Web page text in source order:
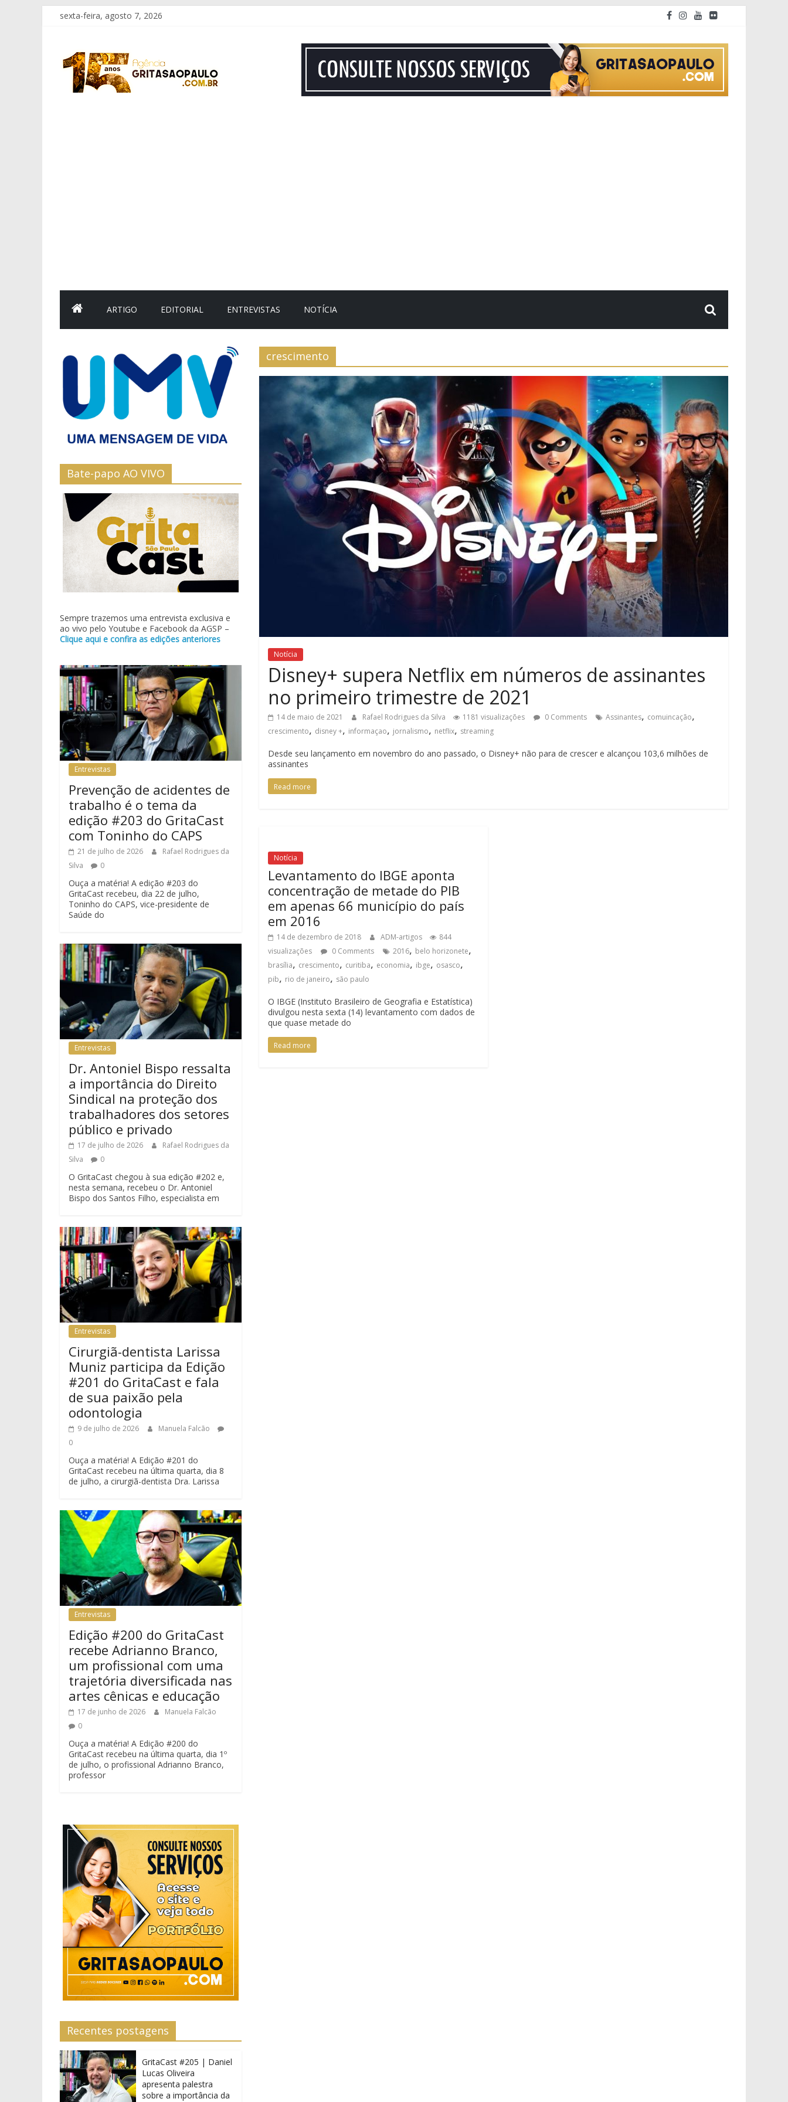
Pular
conteúdo
sexta-feira, agosto 7, 2026
Grita
São
ARTIGO EDITORIAL ENTREVISTAS NOTÍCIA
crescimento
Notícia
Disney+ supera Netflix em números de assinantes
no primeiro trimestre de 2021
14 de maio de 2021 Rafael Rodrigues da Silva 1181 visualizações 0 Comments Assinantes, comuincação,
crescimento, disney +, informaçao, jornalismo, netflix, streaming
Desde seu lançamento em novembro do ano passado, o Disney+ não para de crescer e alcançou 103,6 milhões de
assinantes
Read more
Notícia
Levantamento do IBGE aponta
concentração de metade do PIB
em apenas 66 município do país
em 2016
14 de dezembro de 2018 ADM-artigos
844
visualizações
0 Comments 2016, belo horizonete,
brasília, crescimento, curitiba, economia, ibge, osasco,
pib, rio de janeiro, são paulo
O IBGE (Instituto Brasileiro de Geografia e Estatística)
divulgou nesta sexta (14) levantamento com dados de
que quase metade do
Read more
Bate-papo AO VIVO
Sempre trazemos uma entrevista exclusiva e
ao vivo pelo Youtube e Facebook da AGSP –
Clique aqui e confira as edições anteriores
Entrevistas
Prevenção de acidentes de
trabalho é o tema da
edição #203 do GritaCast
com Toninho do CAPS
21 de julho de 2026
Rafael Rodrigues da
Silva
0
Ouça a matéria! A edição #203 do
GritaCast recebeu, dia 22 de julho,
Toninho do CAPS, vice-presidente de
Saúde do
Entrevistas
Dr. Antoniel Bispo ressalta
a importância do Direito
Sindical na proteção dos
trabalhadores dos setores
público e privado
17 de julho de 2026
Rafael Rodrigues da
Silva
0
O GritaCast chegou à sua edição #202 e,
nesta semana, recebeu o Dr. Antoniel
Bispo dos Santos Filho, especialista em
Entrevistas
Cirurgiã-dentista Larissa
Muniz participa da Edição
#201 do GritaCast e fala
de sua paixão pela
odontologia
9 de julho de 2026
Manuela Falcão
0
Ouça a matéria! A Edição #201 do
GritaCast recebeu na última quarta, dia 8
de julho, a cirurgiã-dentista Dra. Larissa
Entrevistas
Edição #200 do GritaCast
recebe Adrianno Branco,
um profissional com uma
trajetória diversificada nas
artes cênicas e educação
17 de junho de 2026
Manuela Falcão
0
Ouça a matéria! A Edição #200 do
GritaCast recebeu na última quarta, dia 1º
de julho, o profissional Adrianno Branco,
professor
Recentes postagens
GritaCast #205 | Daniel
Lucas Oliveira
apresenta palestra
sobre a importância da